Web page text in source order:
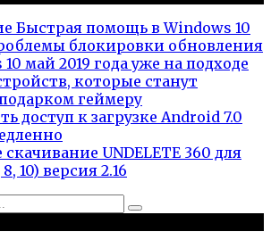
Быстрая помощь в Windows 10
блокировки обновления
май 2019 года уже на подходе
которые станут
геймеру
доступ к загрузке Android 7.0
UNDELETE 360 для
10) версия 2.16